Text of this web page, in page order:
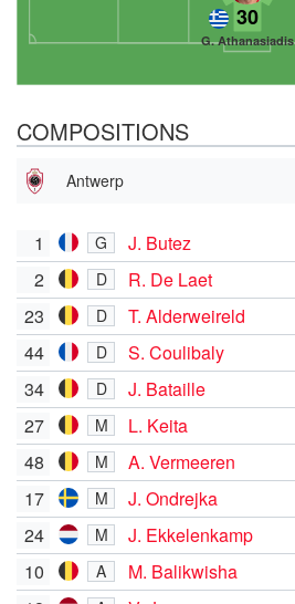
30
G. Athanasiadis
COMPOSITIONS
Antwerp
1 G J. Butez
2 D R. De Laet
23 D
T. Alderweireld
44
D
S. Coulibaly
34
D J. Bataille
27 M
L. Keita
48
M
A. Vermeeren
17
M J. Ondrejka
24 M J. Ekkelenkamp
10 A
M. Balikwisha